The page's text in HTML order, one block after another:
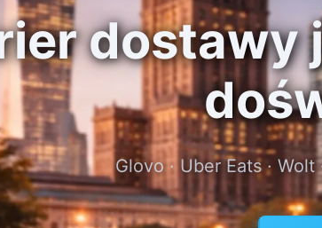
dostawy
Glovo · Uber Eats ·